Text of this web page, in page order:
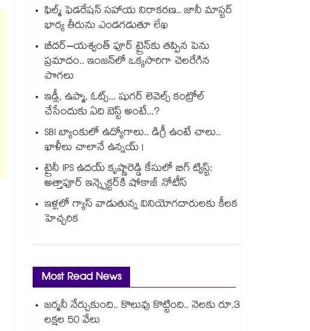
ఫిల్మ్ ఫెడరేషన్ సహాయ నిరాకరణ.. జానీ మాస్టర్
భార్య తీరును ఎండగడుతూ లేఖ
బీదర్–యశ్వంత్ పూర్ ట్రైన్‎కు తప్పిన పెను
ప్రమాదం.. ఇంజన్‎లో ఒక్కసారిగా చెలరేగిన
పొగలు
ఇడ్లీ, ఉప్మా, ఓట్స్... షుగర్ లెవెల్స్ కంట్రోల్
చేసేందుకు ఏది బెస్ట్ అంటే...?
SBI బ్యాంకులో ఉద్యోగాలు.. డిగ్రీ ఉంటే చాలు..
ఖాళీలు చాలానే ఉన్నయ్ !
ట్రైనీ IPS ఉదయ్ కృష్ణారెడ్డి కేసులో బిగ్ ట్విస్ట్:
అత్తాపూర్ ఇన్స్పెక్టర్‎కి షోకాజ్ నోటీస్
ఇళ్లలో గ్యాస్ వాడుతున్న వినియోగదారులకు కీలక
హెచ్చరిక
Most Read News
జర్మనీ నేర్చుకుంది.. కొలువు కొట్టింది.. నెలకు రూ.3
లక్షల 50 వేలు